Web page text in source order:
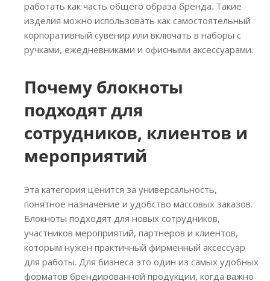
работать как часть общего образа бренда. Такие
изделия можно использовать как самостоятельный
корпоративный сувенир или включать в наборы с
ручками, ежедневниками и офисными аксессуарами.
Почему блокноты
подходят для
сотрудников, клиентов и
мероприятий
Эта категория ценится за универсальность,
понятное назначение и удобство массовых заказов.
Блокноты подходят для новых сотрудников,
участников мероприятий, партнеров и клиентов,
которым нужен практичный фирменный аксессуар
для работы. Для бизнеса это один из самых удобных
форматов брендированной продукции, когда важно